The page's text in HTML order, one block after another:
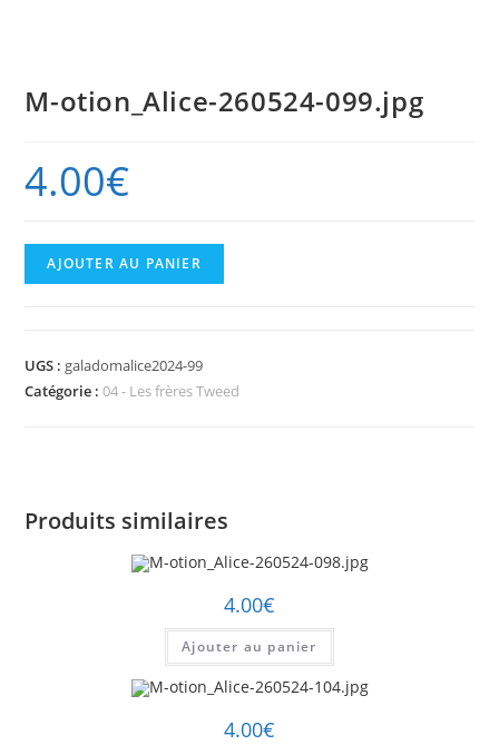
M-otion_Alice-260524-099.jpg
4.00€
quantité
de
260524-
099.jpg
AJOUTER AU PANIER
UGS : galadomalice2024-99
Catégorie :04 - Les frères Tweed
Produits similaires
4.00€
Ajouter au panier
4.00€